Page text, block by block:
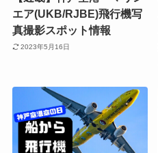
エア(UKB/RJBE)飛行機写
真撮影スポット情報
2023年5月16日